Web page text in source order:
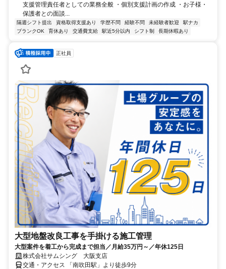
支援管理責任者としての業務全般 ・個別支援計画の作成 ・お子様・
保護者との面談...
隔週シフト提出 資格取得支援あり 学歴不問 経験不問 未経験者歓迎
駅ナカ
ブランクOK
育休あり 交通費支給 駅近5分以内 シフト制 長期休暇あり
正社員
大型地盤改良工事を手掛ける施工管理
大型案件を着工から完成まで担当／月給35万円～／年休125日
株式会社サムシング 大阪支店
交通・アクセス 「南吹田駅」より徒歩9分